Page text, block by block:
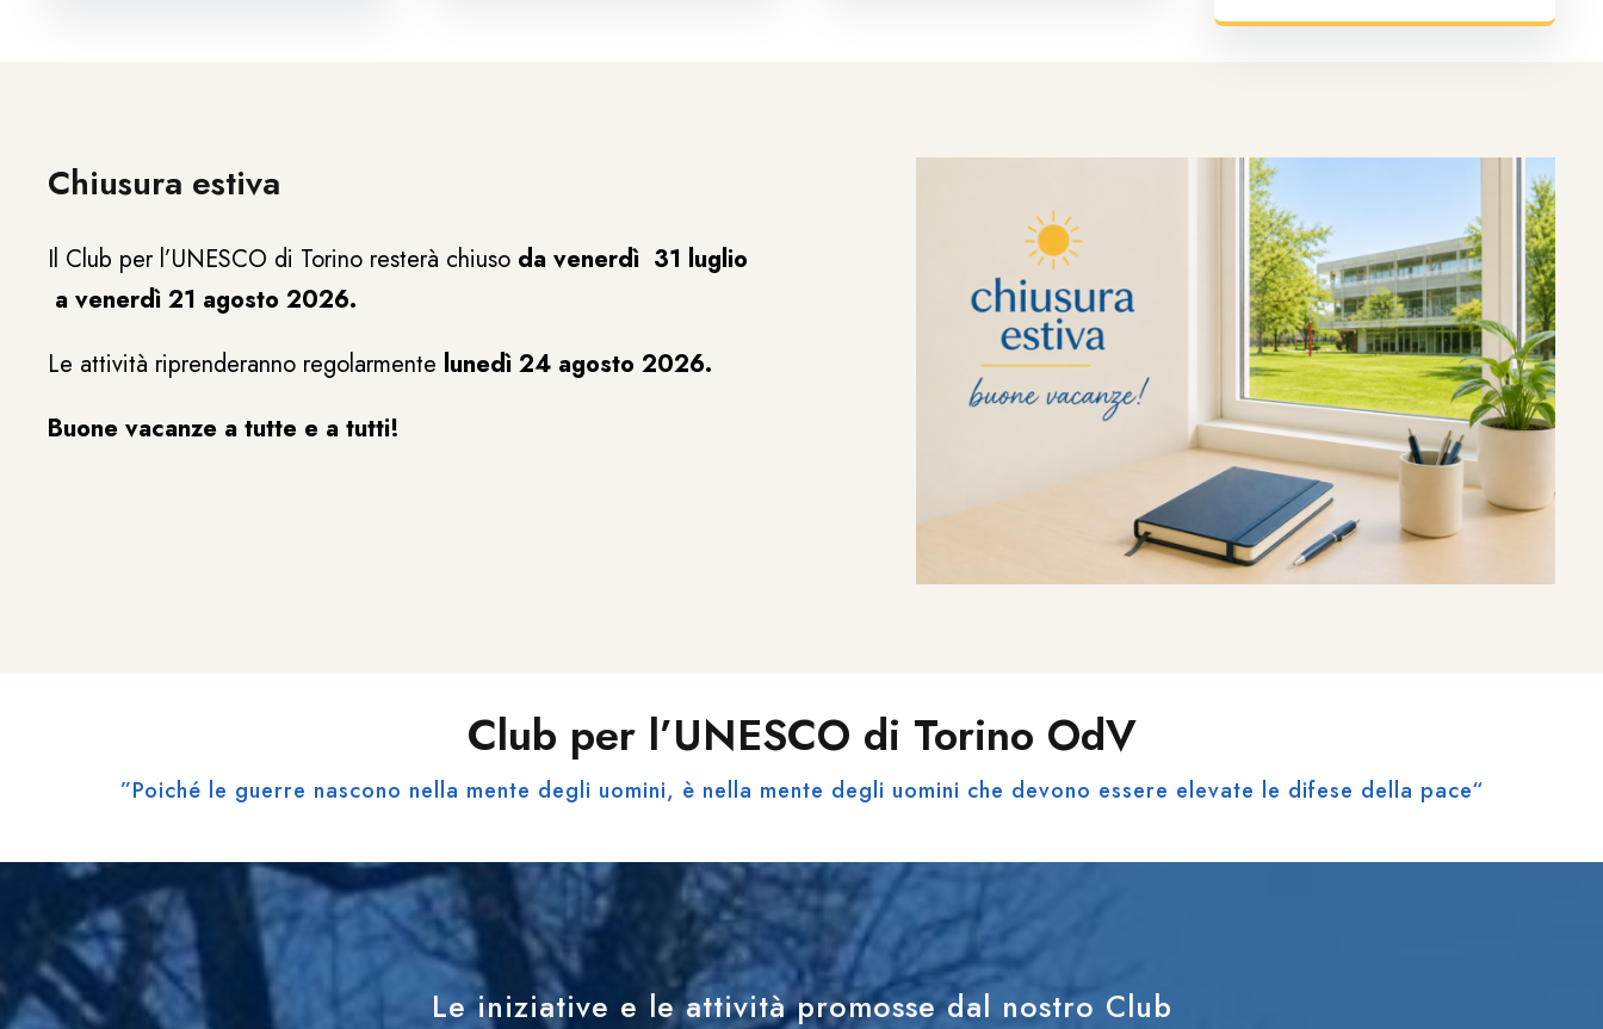
Chiusura estiva
Il Club per l’UNESCO di Torino resterà chiuso da venerdì 31 luglio
a venerdì 21 agosto 2026.
Le attività riprenderanno regolarmente lunedì 24 agosto 2026.
Buone vacanze a tutte e a tutti!
Club per l’UNESCO di Torino OdV
”Poiché le guerre nascono nella mente degli uomini, è nella mente degli uomini che devono essere elevate le difese della pace“
Le iniziative e le attività promosse dal nostro Club